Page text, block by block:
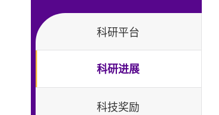
科研平台
科研进展
科技奖励